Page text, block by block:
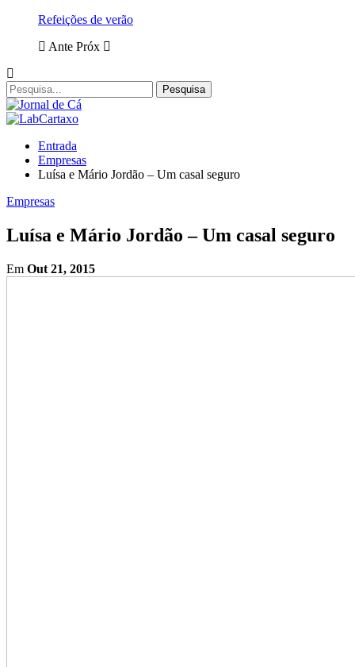
Refeições de verão
Ante Próx
Entrada
Empresas
Luísa e Mário Jordão – Um casal seguro
Empresas
Luísa e Mário Jordão – Um casal seguro
Em Out 21, 2015